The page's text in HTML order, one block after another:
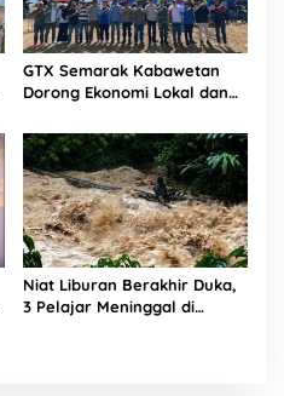
GTX Semarak Kabawetan
Dorong Ekonomi Lokal dan
Niat Liburan Berakhir Duka,
3 Pelajar Meninggal di